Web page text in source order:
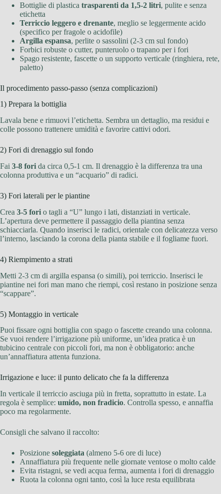
Bottiglie di plastica trasparenti da 1,5-2 litri, pulite e senza
etichetta
Terriccio leggero e drenante, meglio se leggermente acido
(specifico per fragole o acidofile)
Argilla espansa, perlite o sassolini (2-3 cm sul fondo)
Forbici robuste o cutter, punteruolo o trapano per i fori
Spago resistente, fascette o un supporto verticale (ringhiera, rete,
paletto)
Il procedimento passo-passo (senza complicazioni)
1) Prepara la bottiglia
Lavala bene e rimuovi l’etichetta. Sembra un dettaglio, ma residui e
colle possono trattenere umidità e favorire cattivi odori.
2) Fori di drenaggio sul fondo
Fai 3-8 fori da circa 0,5-1 cm. Il drenaggio è la differenza tra una
colonna produttiva e un “acquario” di radici.
3) Fori laterali per le piantine
Crea 3-5 fori o tagli a “U” lungo i lati, distanziati in verticale.
L’apertura deve permettere il passaggio della piantina senza
schiacciarla. Quando inserisci le radici, orientale con delicatezza verso
l’interno, lasciando la corona della pianta stabile e il fogliame fuori.
4) Riempimento a strati
Metti 2-3 cm di argilla espansa (o simili), poi terriccio. Inserisci le
piantine nei fori man mano che riempi, così restano in posizione senza
“scappare”.
5) Montaggio in verticale
Puoi fissare ogni bottiglia con spago o fascette creando una colonna.
Se vuoi rendere l’irrigazione più uniforme, un’idea pratica è un
tubicino centrale con piccoli fori, ma non è obbligatorio: anche
un’annaffiatura attenta funziona.
Irrigazione e luce: il punto delicato che fa la differenza
In verticale il terriccio asciuga più in fretta, soprattutto in estate. La
regola è semplice: umido, non fradicio. Controlla spesso, e annaffia
poco ma regolarmente.
Consigli che salvano il raccolto:
Posizione soleggiata (almeno 5-6 ore di luce)
Annaffiatura più frequente nelle giornate ventose o molto calde
Evita ristagni, se vedi acqua ferma, aumenta i fori di drenaggio
Ruota la colonna ogni tanto, così la luce resta equilibrata